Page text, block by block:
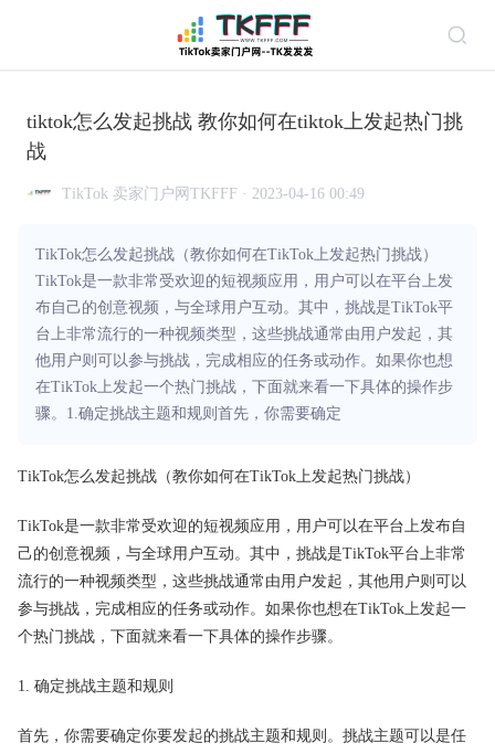
tiktok怎么发起挑战 教你如何在tiktok上发起热门挑
战
TikTok 卖家门户网TKFFF · 2023-04-16 00:49
TikTok怎么发起挑战（教你如何在TikTok上发起热门挑战）
TikTok是一款非常受欢迎的短视频应用，用户可以在平台上发
布自己的创意视频，与全球用户互动。其中，挑战是TikTok平
台上非常流行的一种视频类型，这些挑战通常由用户发起，其
他用户则可以参与挑战，完成相应的任务或动作。如果你也想
在TikTok上发起一个热门挑战，下面就来看一下具体的操作步
骤。1.确定挑战主题和规则首先，你需要确定
TikTok怎么发起挑战（教你如何在TikTok上发起热门挑战）
TikTok是一款非常受欢迎的短视频应用，用户可以在平台上发布自
己的创意视频，与全球用户互动。其中，挑战是TikTok平台上非常
流行的一种视频类型，这些挑战通常由用户发起，其他用户则可以
参与挑战，完成相应的任务或动作。如果你也想在TikTok上发起一
个热门挑战，下面就来看一下具体的操作步骤。
1. 确定挑战主题和规则
首先，你需要确定你要发起的挑战主题和规则。挑战主题可以是任